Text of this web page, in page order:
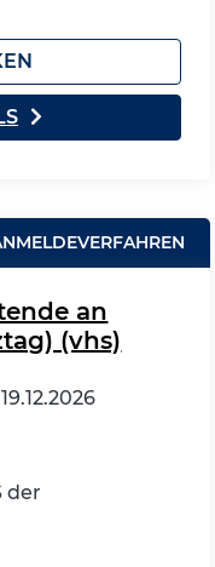
an
(vhs)
19.12.2026
der